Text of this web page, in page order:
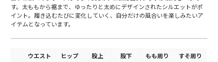
す。太ももから裾まで、ゆったりと太めにデザインされたシルエットがポ
イント。履き込むたびに変化していく、自分だけの風合いを楽しみたいア
イテムとなっています。
ウエスト ヒップ 股上 股下 もも周り
すそ周り